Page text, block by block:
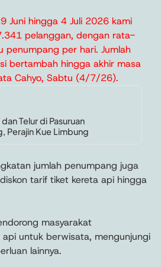
Juni hingga 4 Juli 2026 kami
pelanggan, dengan rata-
penumpang per hari. Jumlah
bertambah hingga akhir masa
Cahyo, Sabtu (4/7/26).
Telur di Pasuruan
Perajin Kue Limbung
jumlah penumpang juga
tarif tiket kereta api hingga
masyarakat
untuk berwisata, mengunjungi
lainnya.